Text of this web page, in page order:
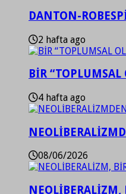
DANTON-
2 hafta ago
BİR “TOPLUMSAL
4 hafta ago
08/06/2026
NEOLİBERALİZM,